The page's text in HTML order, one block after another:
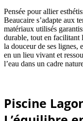
Pensée pour allier
Beaucaire s’adapte aux
matériaux utilisés
durable, tout en facilitant
la douceur de ses lignes,
en un lieu vivant et
l’eau dans un cadre
Piscine